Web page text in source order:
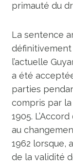
primauté du
La sentence
l’actuelle
a été
parties
compris par
1905.
au
1962 lorsque,
de la validité